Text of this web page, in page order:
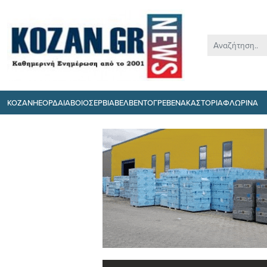
ΚΟΖΑΝΗΕΟΡΔΑΙΑΒΟΙΟΣΕΡΒΙΑΒΕΛΒΕΝΤΟΓΡΕΒΕΝΑΚΑΣΤΟΡΙΑΦΛΩΡΙΝΑ